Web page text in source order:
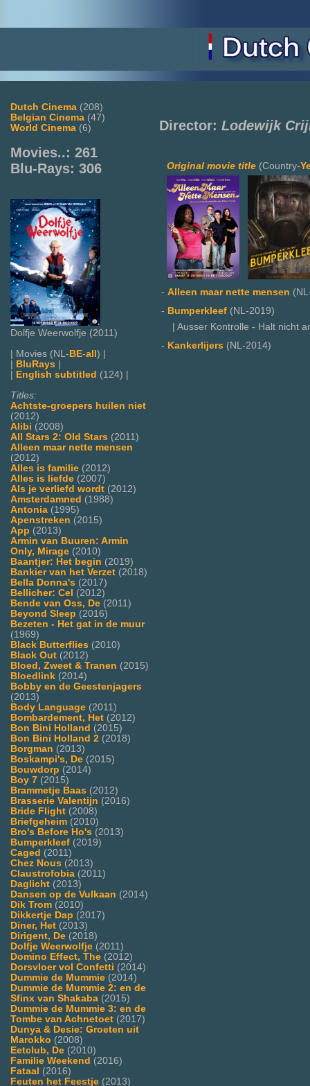
Dutch Cinema (208)
Belgian Cinema (47)
World Cinema (6)
Movies..: 261
Blu-Rays: 306
Dolfje Weerwolfje (2011)
| Movies (NL- BE-all ) |
BluRays
English subtitled (124) |
Titles:
Achtste-groepers huilen niet
(2012)
Alibi (2008)
All Stars 2: Old Stars (2011)
Alleen maar nette mensen
(2012)
Alles is familie (2012)
Alles is liefde (2007)
Als je verliefd wordt (2012)
Amsterdamned (1988)
Antonia (1995)
Apenstreken (2015)
App (2013)
Armin van Buuren: Armin
Only, Mirage (2010)
Baantjer: Het begin (2019)
Bankier van het Verzet (2018)
Bella Donna's (2017)
Bellicher: Cel (2012)
Bende van Oss, De (2011)
Beyond Sleep (2016)
Bezeten - Het gat in de muur
(1969)
Black Butterflies (2010)
Black Out (2012)
Bloed, Zweet & Tranen (2015)
Bloedlink (2014)
Bobby en de Geestenjagers
(2013)
Body Language (2011)
Bombardement, Het (2012)
Bon Bini Holland (2015)
Bon Bini Holland 2 (2018)
Borgman (2013)
Boskampi's, De (2015)
Bouwdorp (2014)
Boy 7 (2015)
Brammetje Baas (2012)
Brasserie Valentijn (2016)
Bride Flight (2008)
Briefgeheim (2010)
Bro's Before Ho's (2013)
Bumperkleef (2019)
Caged (2011)
Chez Nous (2013)
Claustrofobia (2011)
Daglicht (2013)
Dansen op de Vulkaan (2014)
Dik Trom (2010)
Dikkertje Dap (2017)
Diner, Het (2013)
Dirigent, De (2018)
Dolfje Weerwolfje (2011)
Domino Effect, The (2012)
Dorsvloer vol Confetti (2014)
Dummie de Mummie (2014)
Dummie de Mummie 2: en de
Sfinx van Shakaba (2015)
Dummie de Mummie 3: en de
Tombe van Achnetoet (2017)
Dunya & Desie: Groeten uit
Marokko (2008)
Eetclub, De (2010)
Familie Weekend (2016)
Fataal (2016)
Feuten het Feestje (2013)
Director: Lodewijk
Original movie title (Country-
- Alleen maar nette mensen
- Bumperkleef (NL-2019)
| Ausser Kontrolle - Halt nicht
- Kankerlijers (NL-2014)